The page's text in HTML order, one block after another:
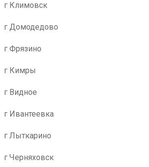
г Климовск
г Домодедово
г Фрязино
г Кимры
г Видное
г Ивантеевка
г Лыткарино
г Черняховск